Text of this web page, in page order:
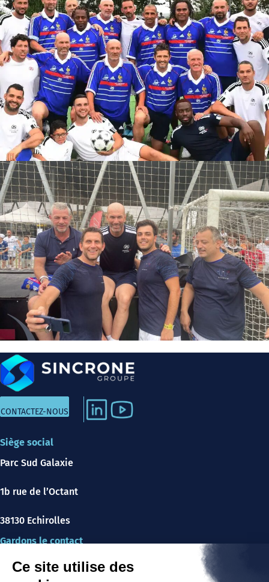
CONTACTEZ-NOUS
Siège social
Parc Sud Galaxie
1b rue de l’Octant
38130 Echirolles
Gardons le contact
Nos offres d’emploi